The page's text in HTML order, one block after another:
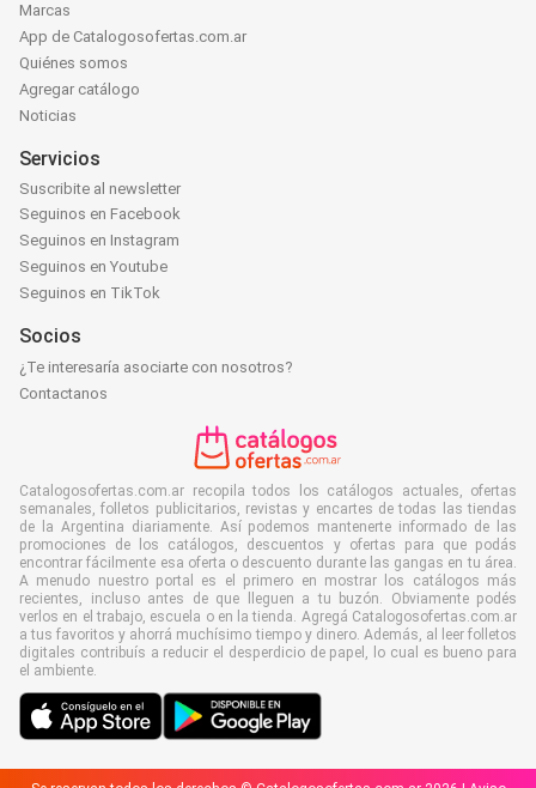
Marcas
App de Catalogosofertas.com.ar
Quiénes somos
Agregar catálogo
Noticias
Servicios
Suscribite al newsletter
Seguinos en Facebook
Seguinos en Instagram
Seguinos en Youtube
Seguinos en TikTok
Socios
¿Te interesaría asociarte con nosotros?
Contactanos
Catalogosofertas.com.ar recopila todos los catálogos actuales, ofertas
semanales, folletos publicitarios, revistas y encartes de todas las tiendas
de la Argentina diariamente. Así podemos mantenerte informado de las
promociones de los catálogos, descuentos y ofertas para que podás
encontrar fácilmente esa oferta o descuento durante las gangas en tu área.
A menudo nuestro portal es el primero en mostrar los catálogos más
recientes, incluso antes de que lleguen a tu buzón. Obviamente podés
verlos en el trabajo, escuela o en la tienda. Agregá Catalogosofertas.com.ar
a tus favoritos y ahorrá muchísimo tiempo y dinero. Además, al leer folletos
digitales contribuís a reducir el desperdicio de papel, lo cual es bueno para
el ambiente.